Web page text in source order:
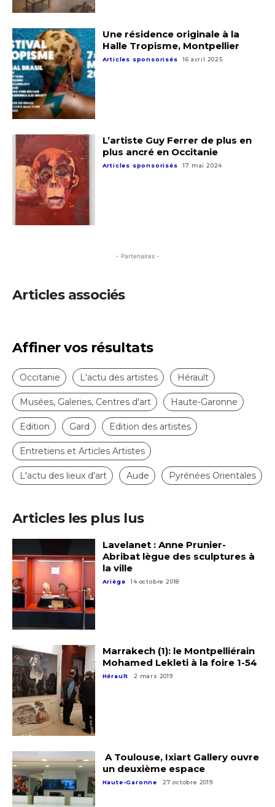
Une résidence originale à la
Halle Tropisme, Montpellier
Articles sponsorisés 16 avril 2025
L’artiste Guy Ferrer de plus en
plus ancré en Occitanie
Articles sponsorisés 17 mai 2024
- Partenaires -
Articles associés
Affiner vos résultats
Occitanie L'actu des artistes Hérault
Musées, Galeries, Centres d'art Haute-Garonne
Edition Gard Edition des artistes
Entretiens et Articles Artistes
L'actu des lieux d'art Aude Pyrénées Orientales
Articles les plus lus
Lavelanet : Anne Prunier-
Abribat lègue des sculptures à
la ville
Ariège 14 octobre 2018
Marrakech (1): le Montpelliérain
Mohamed Lekleti à la foire 1-54
Hérault 2 mars 2019
A Toulouse, Ixiart Gallery ouvre
un deuxième espace
Haute-Garonne 27 octobre 2019